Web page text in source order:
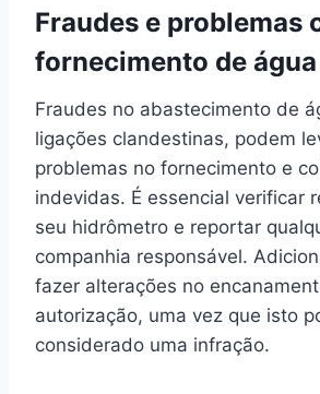
Fraudes e problemas
fornecimento de água
Fraudes no abastecimento de
ligações clandestinas, podem
problemas no fornecimento e
indevidas. É essencial verificar
seu hidrômetro e reportar
companhia responsável.
fazer alterações no
autorização, uma vez que isto
considerado uma infração.